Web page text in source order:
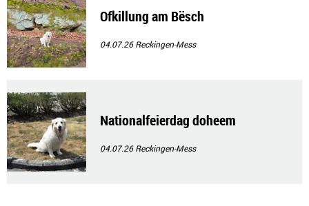
Ofkillung am Bësch
04.07.26Reckingen-Mess
Nationalfeierdag doheem
04.07.26Reckingen-Mess